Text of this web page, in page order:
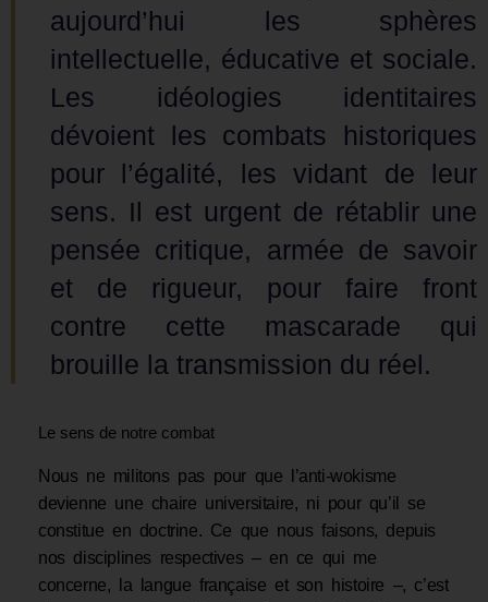
aujourd’hui les sphères
intellectuelle, éducative et sociale.
Les idéologies identitaires
dévoient les combats historiques
pour l’égalité, les vidant de leur
sens. Il est urgent de rétablir une
pensée critique, armée de savoir
et de rigueur, pour faire front
contre cette mascarade qui
brouille la transmission du réel.
Le sens de notre combat
Nous ne militons pas pour que l’anti-wokisme
devienne une chaire universitaire, ni pour qu’il se
constitue en doctrine. Ce que nous faisons, depuis
nos disciplines respectives – en ce qui me
concerne, la langue française et son histoire –, c’est